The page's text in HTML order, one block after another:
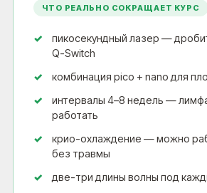
ЧТО РЕАЛЬНО СОКРАЩАЕТ КУРС
пикосекундный лазер —
Q-Switch
комбинация pico + nano для
интервалы 4–8 недель —
работать
крио-охлаждение — можно
без травмы
две-три длины волны под